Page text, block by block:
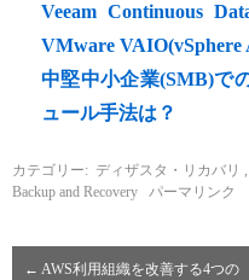
Veeam Continuous
VMware
中堅中小企業(SMB)で
ュール手法は？
カテゴリー: ディザスタ・リカバリ ,
Backup and Recovery
パーマリンク
← AWS利用組織を改善する4つの